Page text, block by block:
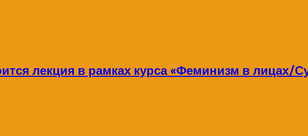
лекция в рамках курса «Феминизм в лицах/